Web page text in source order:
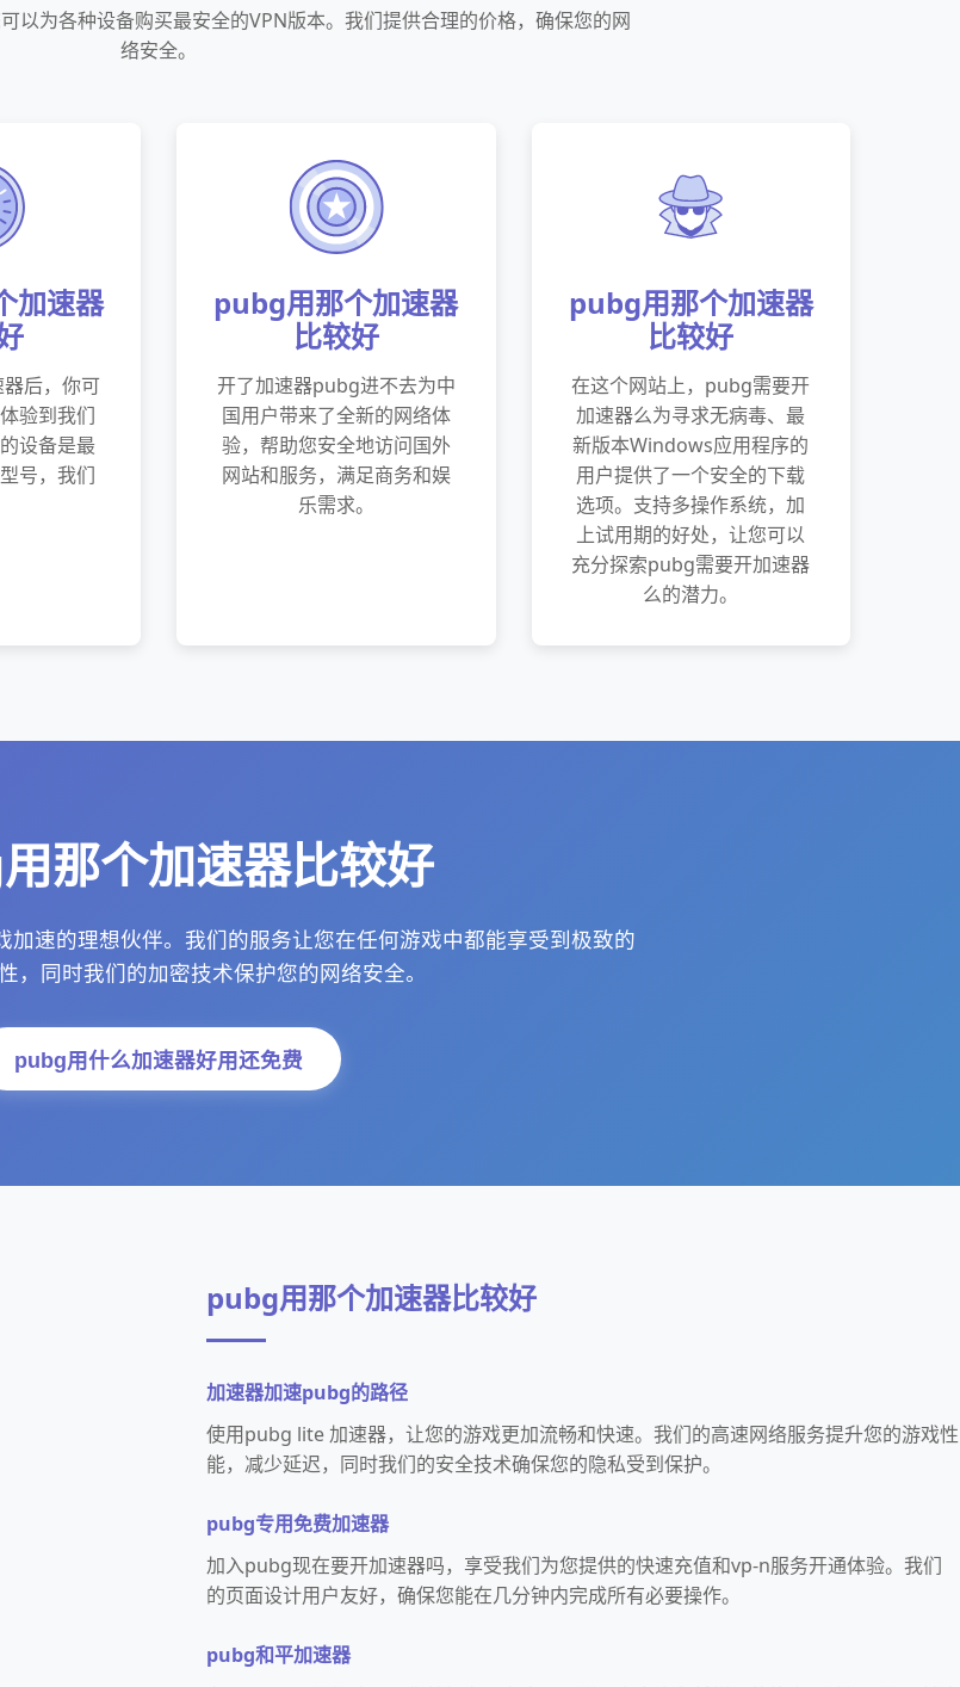
以为各种设备购买最安全的VPN版本。我们提供合理的价格，确保您的网
络安全。
加速器
后，你可
验到我们
设备是最
号，我们
pubg用那个加速器
比较好
开了加速器pubg进不去为中
国用户带来了全新的网络体
验，帮助您安全地访问国外
网站和服务，满足商务和娱
乐需求。
pubg用那个加速器
比较好
在这个网站上，pubg需要开
加速器么为寻求无病毒、最
新版本Windows应用程序的
用户提供了一个安全的下载
选项。支持多操作系统，加
上试用期的好处，让您可以
充分探索pubg需要开加速器
么的潜力。
那个加速器比较好
速的理想伙伴。我们的服务让您在任何游戏中都能享受到极致的
，同时我们的加密技术保护您的网络安全。
pubg用什么加速器好用还免费
pubg用那个加速器比较好
加速器加速pubg的路径
使用pubg lite 加速器，让您的游戏更加流畅和快速。我们的高速网络服务提升您的游戏性
能，减少延迟，同时我们的安全技术确保您的隐私受到保护。
pubg专用免费加速器
加入pubg现在要开加速器吗，享受我们为您提供的快速充值和vp-n服务开通体验。我们
的页面设计用户友好，确保您能在几分钟内完成所有必要操作。
pubg和平加速器